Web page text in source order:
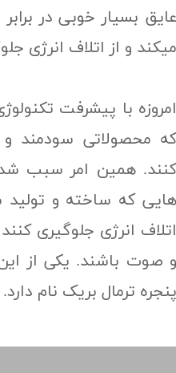
عایق بسیار خوبی در
میکند و از اتلاف انرژی
امروزه با پیشرفت
که محصولاتی سودمند و
کنند. همین امر سبب
هایی که ساخته و تولید
اتلاف انرژی جلوگیری
و صوت باشند. یکی از
پنجره ترمال بریک نام دارد.​​​​​​​